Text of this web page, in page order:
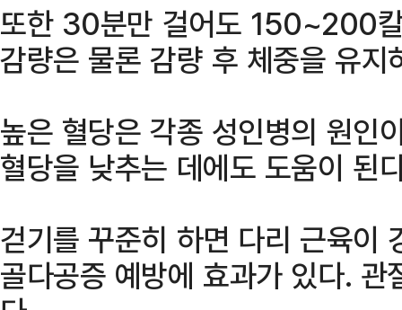
또한 30분만 걸어도 150~200
감량은 물론 감량 후 체중을 유지
높은 혈당은 각종 성인병의 원인
혈당을 낮추는 데에도 도움이 된
걷기를 꾸준히 하면 다리 근육이
골다공증 예방에 효과가 있다.